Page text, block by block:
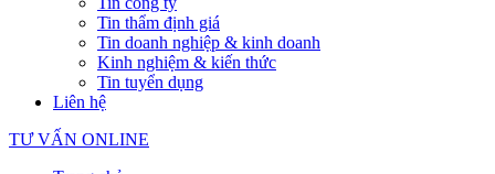
Tin thẩm định giá
Tin doanh nghiệp & kinh doanh
Kinh nghiệm & kiến thức
Tin tuyển dụng
Liên hệ
TƯ VẤN ONLINE